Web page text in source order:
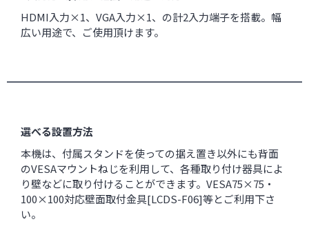
HDMI入力×1、VGA入力×1、の計2入力端子を搭載。幅
広い用途で、ご使用頂けます。
選べる設置方法
本機は、付属スタンドを使っての据え置き以外にも背面
のVESAマウントねじを利用して、各種取り付け器具によ
り壁などに取り付けることができます。VESA75×75・
100×100対応壁面取付金具[LCDS-F06]等とご利用下さ
い。